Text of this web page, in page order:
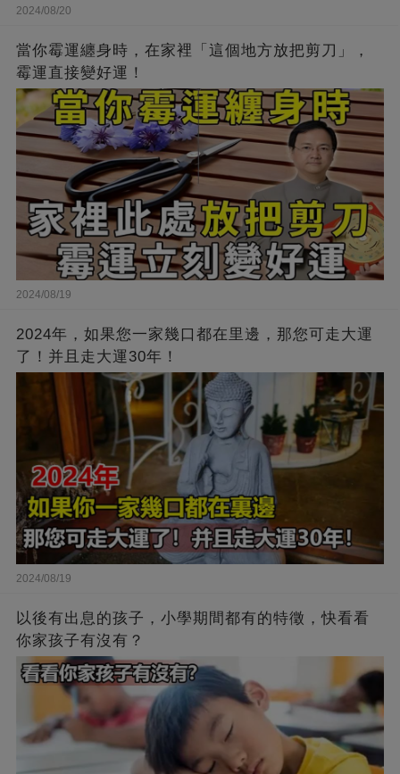
2024/08/20
當你霉運纏身時，在家裡「這個地方放把剪刀」，
霉運直接變好運！
2024/08/19
2024年，如果您一家幾口都在里邊，那您可走大運
了！并且走大運30年！
2024/08/19
以後有出息的孩子，小學期間都有的特徵，快看看
你家孩子有沒有？